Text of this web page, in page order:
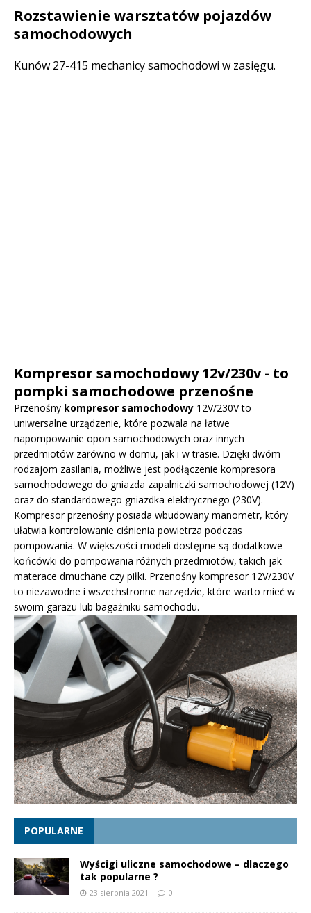
Rozstawienie warsztatów pojazdów
samochodowych
Kunów 27-415 mechanicy samochodowi w zasięgu.
Kompresor samochodowy 12v/230v - to
pompki samochodowe przenośne
Przenośny kompresor samochodowy 12V/230V to
uniwersalne urządzenie, które pozwala na łatwe
napompowanie opon samochodowych oraz innych
przedmiotów zarówno w domu, jak i w trasie. Dzięki dwóm
rodzajom zasilania, możliwe jest podłączenie kompresora
samochodowego do gniazda zapalniczki samochodowej (12V)
oraz do standardowego gniazdka elektrycznego (230V).
Kompresor przenośny posiada wbudowany manometr, który
ułatwia kontrolowanie ciśnienia powietrza podczas
pompowania. W większości modeli dostępne są dodatkowe
końcówki do pompowania różnych przedmiotów, takich jak
materace dmuchane czy piłki. Przenośny kompresor 12V/230V
to niezawodne i wszechstronne narzędzie, które warto mieć w
swoim garażu lub bagażniku samochodu.
POPULARNE
Wyścigi uliczne samochodowe – dlaczego
tak popularne ?
23 sierpnia 2021 0